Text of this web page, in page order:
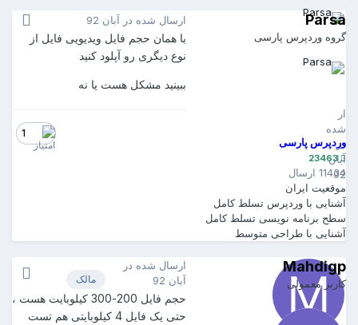
ارسال
شده
در
آبان
92
Parsa
گروه وردپرس پارسی
وردپرس پارسی
23463
11434 ارسال
موقعیت ایران
آشنایی با وردپرس تسلط کامل
سطح برنامه نویسی تسلط کامل
آشنایی با طراحی متوسط
ارسال شده در آبان 92
با همان حجم فایل ویدیویی فایل از
نوع دیگری رو آپلود کنید
ببینید مشکل هست یا نه
1
Mahdigp
کاربر معمولی مالک
ارسال شده در
آبان 92
حجم فایل 200-300 کیلوبایت هست ،
حتی یک فایل 4 کیلوبایتی هم تست